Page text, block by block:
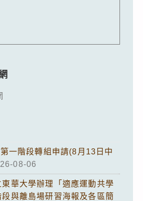
一階段轉組申請(8月13日中
08-06
華大學辦理「適應運動共學
與離島場研習海報及各區簡